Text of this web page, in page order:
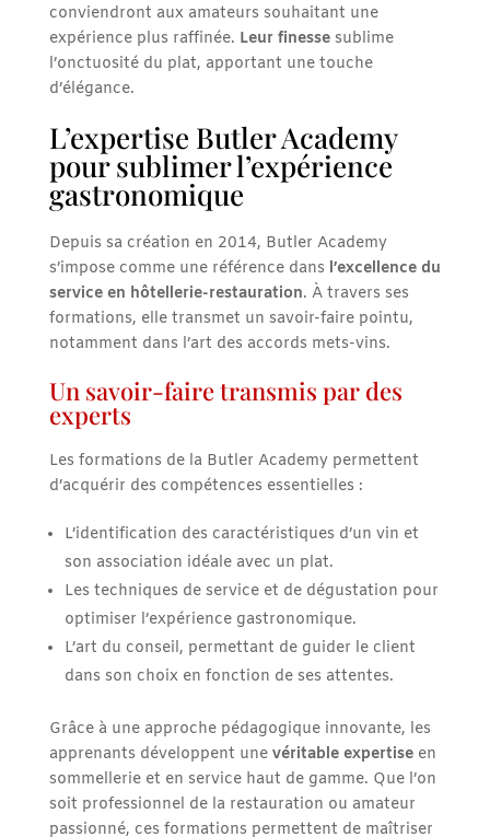
conviendront aux amateurs souhaitant une
expérience plus raffinée. Leur finessesublime
l’onctuosité du plat, apportant une touche
d’élégance.
L’expertise Butler Academy
pour sublimer l’expérience
gastronomique
Depuis sa création en 2014, Butler Academy
s’impose comme une référence dans l’excellence du
service en hôtellerie-restauration. À travers ses
formations, elle transmet un savoir-faire pointu,
notamment dans l’art des accords mets-vins.
Un savoir-faire transmis par des
experts
Les formations de la Butler Academy permettent
d’acquérir des compétences essentielles :
L’identification des caractéristiques d’un vin et
son association idéale avec un plat.
Les techniques de service et de dégustation pour
optimiser l’expérience gastronomique.
L’art du conseil, permettant de guider le client
dans son choix en fonction de ses attentes.
Grâce à une approche pédagogique innovante, les
apprenants développent unevéritable expertiseen
sommellerie et en service haut de gamme. Que l’on
soit professionnel de la restauration ou amateur
passionné, ces formations permettent de maîtriser